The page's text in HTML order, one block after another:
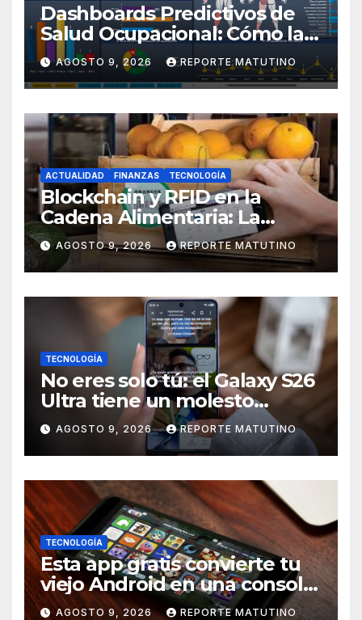
Dashboards Predictivos de
Salud Ocupacional: Cómo la
IA Anticipa el Ausentismo
Laboral en 2026 por Sol María
Sthormes Bolívar
AGOSTO 9, 2026 REPORTE MATUTINO
ACTUALIDAD FINANZAS TECNOLOGÍA
Blockchain y RFID en la
Cadena Alimentaria: La
Trazabilidad Total que Exige
el Consumidor Actual por
Santiago Uzcátegui Pinto
AGOSTO 9, 2026 REPORTE MATUTINO
TECNOLOGÍA
No eres solo tú: el Galaxy S26
Ultra tiene un molesto
problema en la pantalla, pero
una solución está en camino
AGOSTO 9, 2026 REPORTE MATUTINO
TECNOLOGÍA
Esta app gratis convierte tu
viejo Android en una consola
retro de videojuegos
AGOSTO 9, 2026 REPORTE MATUTINO